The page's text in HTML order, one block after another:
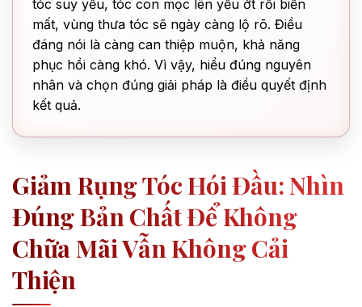
tóc suy yếu, tóc con mọc lên yếu ớt rồi biến
mất, vùng thưa tóc sẽ ngày càng lộ rõ. Điều
đáng nói là càng can thiệp muộn, khả năng
phục hồi càng khó. Vì vậy, hiểu đúng nguyên
nhân và chọn đúng giải pháp là điều quyết định
kết quả.
Giảm Rụng Tóc Hói Đầu: Nhìn
Đúng Bản Chất Để Không
Chữa Mãi Vẫn Không Cải
Thiện